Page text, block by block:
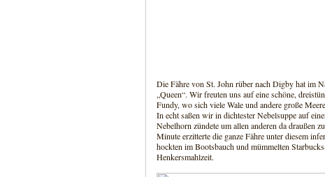
Die Fähre von St. John rüber nach Digby hat im
„Queen“. Wir freuten uns auf eine schöne,
Fundy, wo sich viele Wale und andere große
In echt saßen wir in dichtester Nebelsuppe auf
Nebelhorn zündete um allen anderen da draußen
Minute erzitterte die ganze Fähre unter diesem
hockten im Bootsbauch und mümmelten
Henkersmahlzeit.